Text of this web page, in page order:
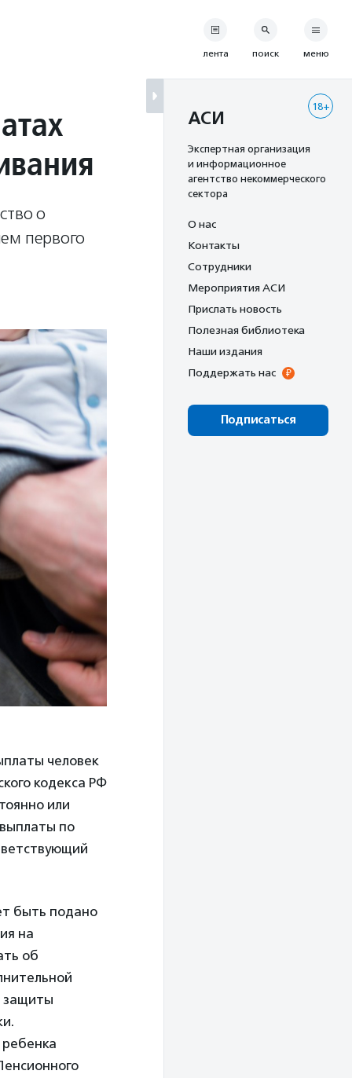
о
первого
человек
кодекса РФ
или
по
быть подано
на
об
защиты
лента поиск меню
18+
АСИ
Экспертная организация
и информационное
агентство некоммерческого
сектора
О нас
Контакты
Сотрудники
Мероприятия АСИ
Прислать новость
Полезная библиотека
Наши издания
Поддержать нас
Подписаться